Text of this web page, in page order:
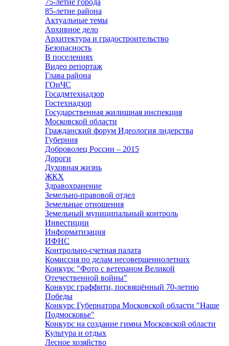
75-летие города
85-летие района
Актуальные темы
Архивное дело
Архитектура и градостроительство
Безопасность
В поселениях
Видео репортаж
Глава района
ГОиЧС
Госадмтехнадзор
Гостехнадзор
Государственная жилищная инспекция
Московской области
Гражданский форум Идеология лидерства
Губерния
Доброволец России – 2015
Дороги
Духовная жизнь
ЖКХ
Здравохранение
Земельно-правовой отдел
Земельные отношения
Земельный муниципальный контроль
Инвестиции
Информатизация
ИФНС
Контрольно-счетная палата
Комиссия по делам несовершеннолетних
Конкурс "Фото с ветераном Великой
Отечественной войны"
Конкурс граффити, посвящённый 70-летию
Победы
Конкурс Губернатора Московской области "Наше
Подмосковье"
Конкурс на создание гимна Московской области
Культура и отдых
Лесное хозяйство